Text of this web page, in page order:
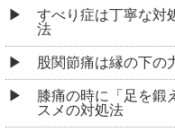
すべり症は丁寧な対
法
股関節痛は縁の下の
膝痛の時に「足を鍛
スメの対処法